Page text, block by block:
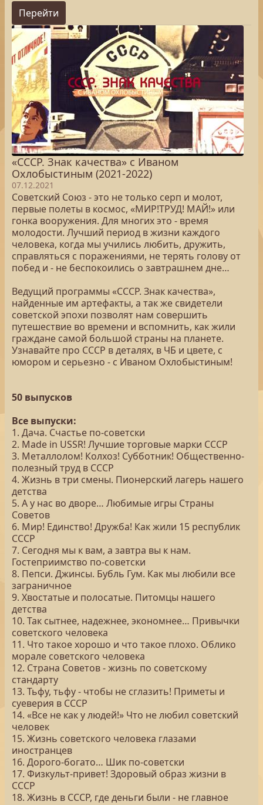
Перейти
«СССР. Знак качества» с Иваном
Охлобыстиным (2021-2022)
07.12.2021
Советский Союз - это не только серп и молот,
первые полеты в космос, «МИР!ТРУД! МАЙ!» или
гонка вооружения. Для многих это - время
молодости. Лучший период в жизни каждого
человека, когда мы учились любить, дружить,
справляться с поражениями, не терять голову от
побед и - не беспокоились о завтрашнем дне…
Ведущий программы «СССР. Знак качества»,
найденные им артефакты, а так же свидетели
советской эпохи позволят нам совершить
путешествие во времени и вспомнить, как жили
граждане самой большой страны на планете.
Узнавайте про СССР в деталях, в ЧБ и цвете, с
юмором и серьезно - с Иваном Охлобыстиным!
50 выпусков
Все выпуски:
1. Дача. Счастье по-советски
2. Made in USSR! Лучшие торговые марки СССР
3. Металлолом! Колхоз! Субботник! Общественно-
полезный труд в СССР
4. Жизнь в три смены. Пионерский лагерь нашего
детства
5. А у нас во дворе… Любимые игры Страны
Советов
6. Мир! Единство! Дружба! Как жили 15 республик
СССР
7. Сегодня мы к вам, а завтра вы к нам.
Гостеприимство по-советски
8. Пепси. Джинсы. Бубль Гум. Как мы любили все
заграничное
9. Хвостатые и полосатые. Питомцы нашего
детства
10. Так сытнее, надежнее, экономнее… Привычки
советского человека
11. Что такое хорошо и что такое плохо. Облико
морале советского человека
12. Страна Советов - жизнь по советскому
стандарту
13. Тьфу, тьфу - чтобы не сглазить! Приметы и
суеверия в СССР
14. «Все не как у людей!» Что не любил советский
человек
15. Жизнь советского человека глазами
иностранцев
16. Дорого-богато… Шик по-советски
17. Физкульт-привет! Здоровый образ жизни в
СССР
18. Жизнь в СССР, где деньги были - не главное